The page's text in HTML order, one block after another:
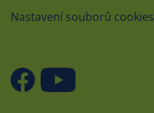
Nastavení souborů cookies